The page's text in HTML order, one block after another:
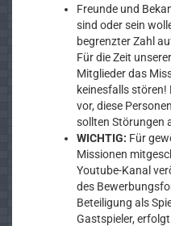
Freunde und
sind oder sein
begrenzter Zahl
Für die Zeit
Mitglieder das
keinesfalls stören!
vor, diese
sollten Störungen
WICHTIG: Für
Missionen
Youtube-Kanal
des
Beteiligung als
Gastspieler,